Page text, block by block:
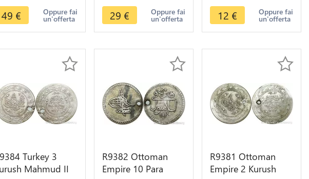
->
offer
49 € Oppure fai
un'offerta
Constantinople ->
Make offer
29 € Oppure fai
un'offerta
Antioche XXI Globe
-> Make offer
12 € Oppure fai
un'offerta
Turkey 3
Mahmud II
R9382 Ottoman
Empire 10 Para
R9381 Ottoman
Empire 2 Kurush